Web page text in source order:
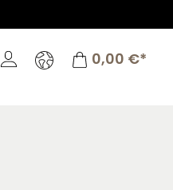
Warenkorb
0,00 €*